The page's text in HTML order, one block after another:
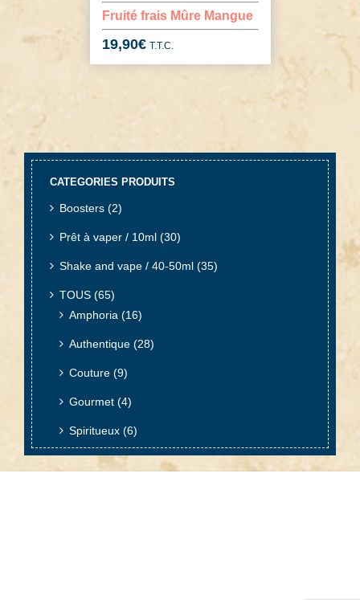
Fruité frais Mûre Mangue
19,90€ T.T.C.
CATEGORIES PRODUITS
Boosters (2)
Prêt à vaper / 10ml (30)
Shake and vape / 40-50ml (35)
TOUS (65)
Amphoria (16)
Authentique (28)
Couture (9)
Gourmet (4)
Spiritueux (6)